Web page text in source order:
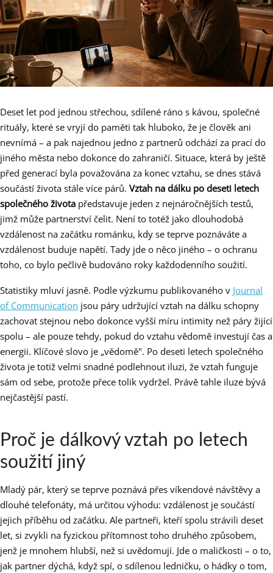
Deset let pod jednou střechou, sdílené ráno s kávou, společné
rituály, které se vryjí do paměti tak hluboko, že je člověk ani
nevnímá – a pak najednou jedno z partnerů odchází za prací do
jiného města nebo dokonce do zahraničí. Situace, která by ještě
před generací byla považována za konec vztahu, se dnes stává
součástí života stále více párů. Vztah na dálku po deseti letech
společného života představuje jeden z nejnáročnějších testů,
jimž může partnerství čelit. Není to totéž jako dlouhodobá
vzdálenost na začátku románku, kdy se teprve poznáváte a
vzdálenost buduje napětí. Tady jde o něco jiného – o ochranu
toho, co bylo pečlivě budováno roky každodenního soužití.
Statistiky mluví jasně. Podle výzkumu publikovaného v Journal
of Communication jsou páry udržující vztah na dálku schopny
zachovat stejnou nebo dokonce vyšší míru intimity než páry žijící
spolu – ale pouze tehdy, pokud do vztahu vědomě investují čas a
energii. Klíčové slovo je „vědomě". Po deseti letech společného
života je totiž velmi snadné podlehnout iluzi, že vztah funguje
sám od sebe, protože přece tolik vydržel. Právě tahle iluze bývá
nejčastější pastí.
Proč je dálkový vztah po letech
soužití jiný
Mladý pár, který se teprve poznává přes víkendové návštěvy a
dlouhé telefonáty, má určitou výhodu: vzdálenost je součástí
jejich příběhu od začátku. Ale partneři, kteří spolu strávili deset
let, si zvykli na fyzickou přítomnost toho druhého způsobem,
jenž je mnohem hlubší, než si uvědomují. Jde o maličkosti – o to,
jak partner dýchá, když spí, o sdílenou ledničku, o hádky o tom,